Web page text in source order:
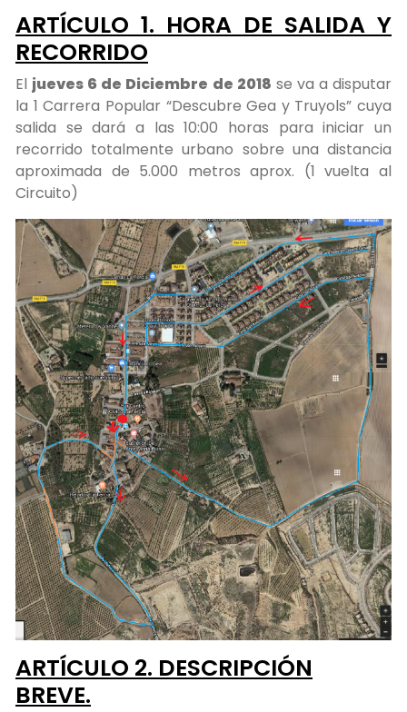
ARTÍCULO 1. HORA DE SALIDA Y
RECORRIDO
El jueves 6 de Diciembre de 2018 se va a disputar
la 1 Carrera Popular “Descubre Gea y Truyols” cuya
salida se dará a las 10:00 horas para iniciar un
recorrido totalmente urbano sobre una distancia
aproximada de 5.000 metros aprox. (1 vuelta al
Circuito)
ARTÍCULO 2. DESCRIPCIÓN
BREVE.